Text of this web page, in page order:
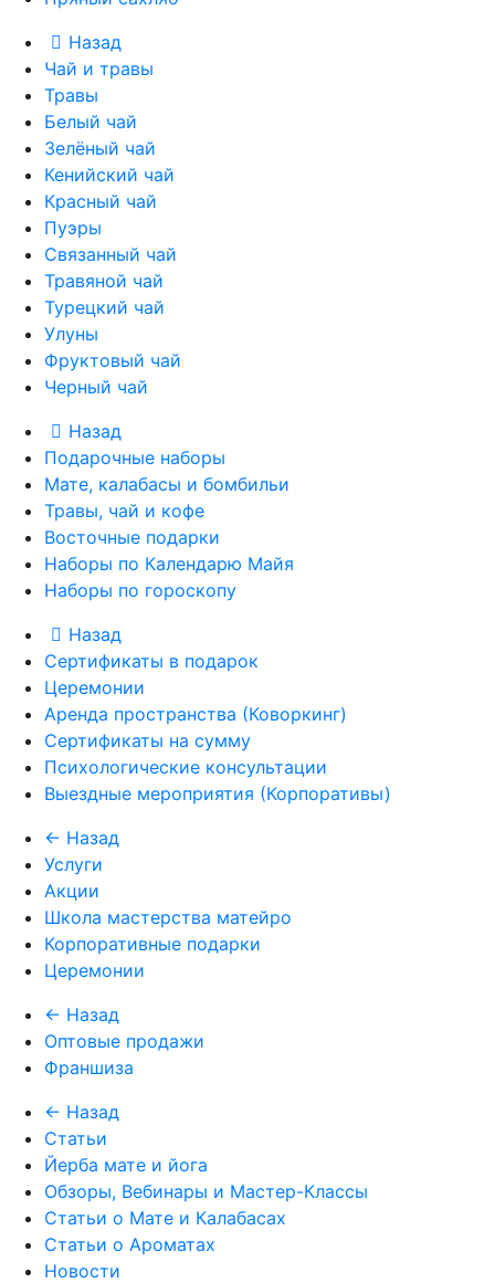
Назад
Чай и травы
Травы
Белый чай
Зелёный чай
Кенийский чай
Красный чай
Пуэры
Связанный чай
Травяной чай
Турецкий чай
Улуны
Фруктовый чай
Черный чай
Назад
Подарочные наборы
Мате, калабасы и бомбильи
Травы, чай и кофе
Восточные подарки
Наборы по Календарю Майя
Наборы по гороскопу
Назад
Сертификаты в подарок
Церемонии
Аренда пространства (Коворкинг)
Сертификаты на сумму
Психологические консультации
Выездные мероприятия (Корпоративы)
← Назад
Услуги
Акции
Школа мастерства матейро
Корпоративные подарки
Церемонии
← Назад
Оптовые продажи
Франшиза
← Назад
Статьи
Йерба мате и йога
Обзоры, Вебинары и Мастер-Классы
Статьи о Мате и Калабасах
Статьи о Ароматах
Новости